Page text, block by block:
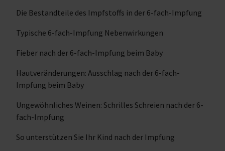
Die Bestandteile des Impfstoffs in der 6-fach-Impfung
Typische 6-fach-Impfung Nebenwirkungen
Fieber nach der 6-fach-Impfung beim Baby
Hautveränderungen: Ausschlag nach der 6-fach-
Impfung beim Baby
Ungewöhnliches Weinen: Schrilles Schreien nach der 6-
fach-Impfung
So unterstützen Sie Ihr Kind nach der Impfung